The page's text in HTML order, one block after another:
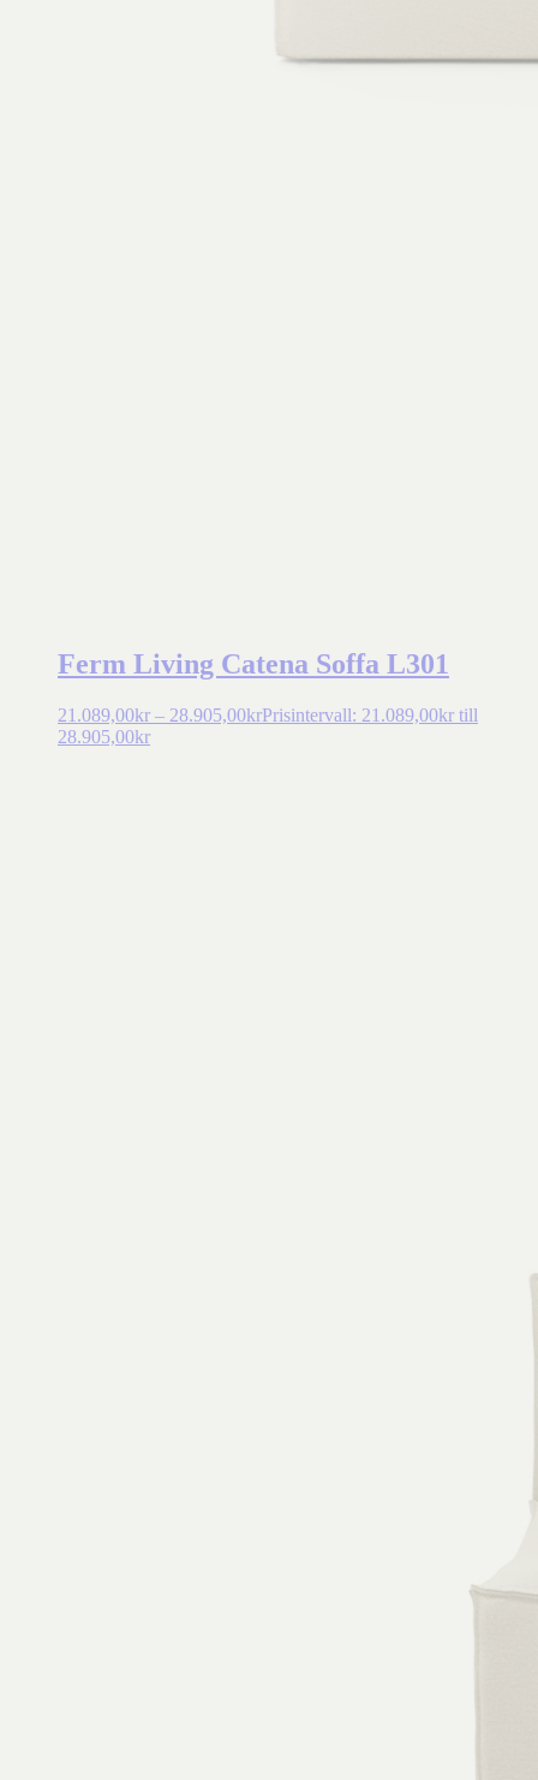
Ferm Living Catena Soffa L301
21.089,00kr – 28.905,00krPrisintervall: 21.089,00kr till
28.905,00kr